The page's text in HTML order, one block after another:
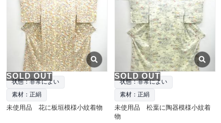
SOLD OUT
状態：非常によい
素材：正絹
未使用品 花に板垣模様小紋着物
SOLD OUT
状態：非常によい
素材：正絹
未使用品 松葉に陶器模様小紋着
物